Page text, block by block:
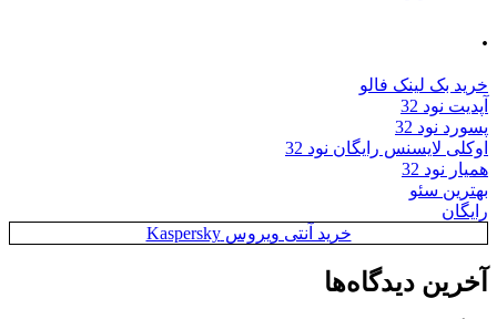
.
خرید بک لینک فالو
آپدیت نود 32
پسورد نود 32
اوکلی لایسنس رایگان نود 32
همیار نود 32
بهترین سئو
رایگان
خرید آنتی ویروس Kaspersky
آخرین دیدگاه‌ها